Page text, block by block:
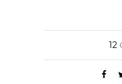
12